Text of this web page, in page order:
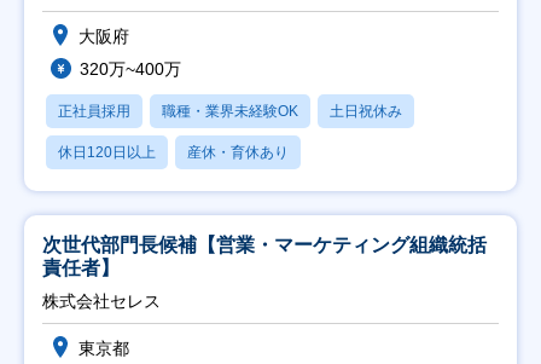
大阪府
320万~400万
正社員採用 職種・業界未経験OK 土日祝休み
休日120日以上 産休・育休あり
次世代部門長候補【営業・マーケティング組織統括
責任者】
株式会社セレス
東京都